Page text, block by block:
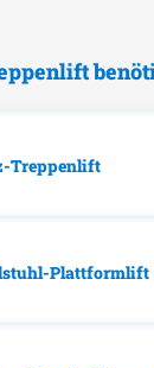
Treppenlift
Plattformlift